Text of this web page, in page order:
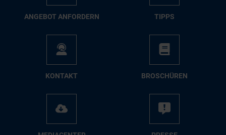
AN­GE­BOT AN­FOR­DERN TIPPS
KON­TAKT BRO­SCHÜ­REN